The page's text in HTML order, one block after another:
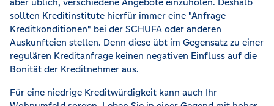
sollten Kreditinstitute hierfür immer eine "Anfrage
Kreditkonditionen" bei der SCHUFA oder anderen
Auskunfteien stellen. Denn diese übt im Gegensatz zu einer
regulären Kreditanfrage keinen negativen Einfluss auf die
Bonität der Kreditnehmer aus.
Für eine niedrige Kreditwürdigkeit kann auch Ihr